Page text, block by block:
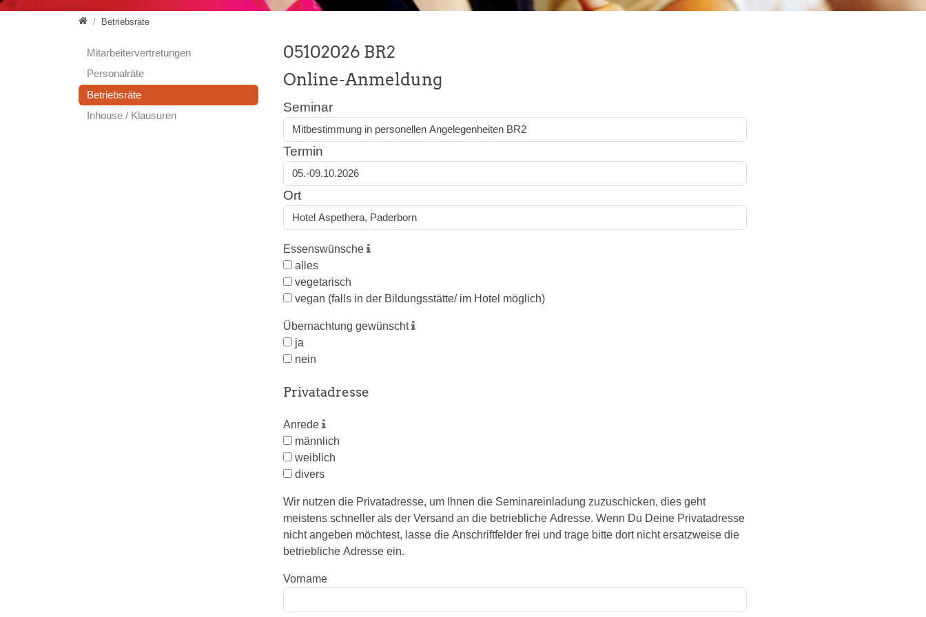
Seminare
Betriebsräte
05102026 BR2
Online-Anmeldung
Seminar
Termin
Ort
Essenswünsche
alles
vegetarisch
vegan (falls in der Bildungsstätte/ im Hotel möglich)
Übernachtung gewünscht
ja
nein
Privatadresse
Anrede
männlich
weiblich
divers
Wir nutzen die Privatadresse, um Ihnen die Seminareinladung zuzuschicken, dies geht
meistens schneller als der Versand an die betriebliche Adresse. Wenn Du Deine Privatadresse
nicht angeben möchtest, lasse die Anschriftfelder frei und trage bitte dort nicht ersatzweise die
betriebliche Adresse ein.
Vorname
Mitarbeitervertretungen
Personalräte
Betriebsräte
Inhouse / Klausuren